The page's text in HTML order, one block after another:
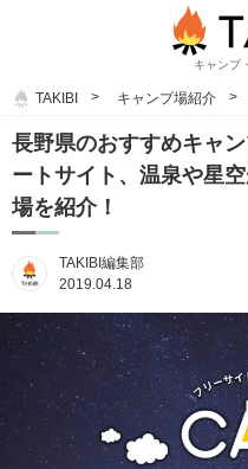
キャンプ
TAKIBI キャンプ場紹介
長野県のおすすめキャ
ートサイト、温泉や星
場を紹介！
TAKIBI編集部
2019.04.18